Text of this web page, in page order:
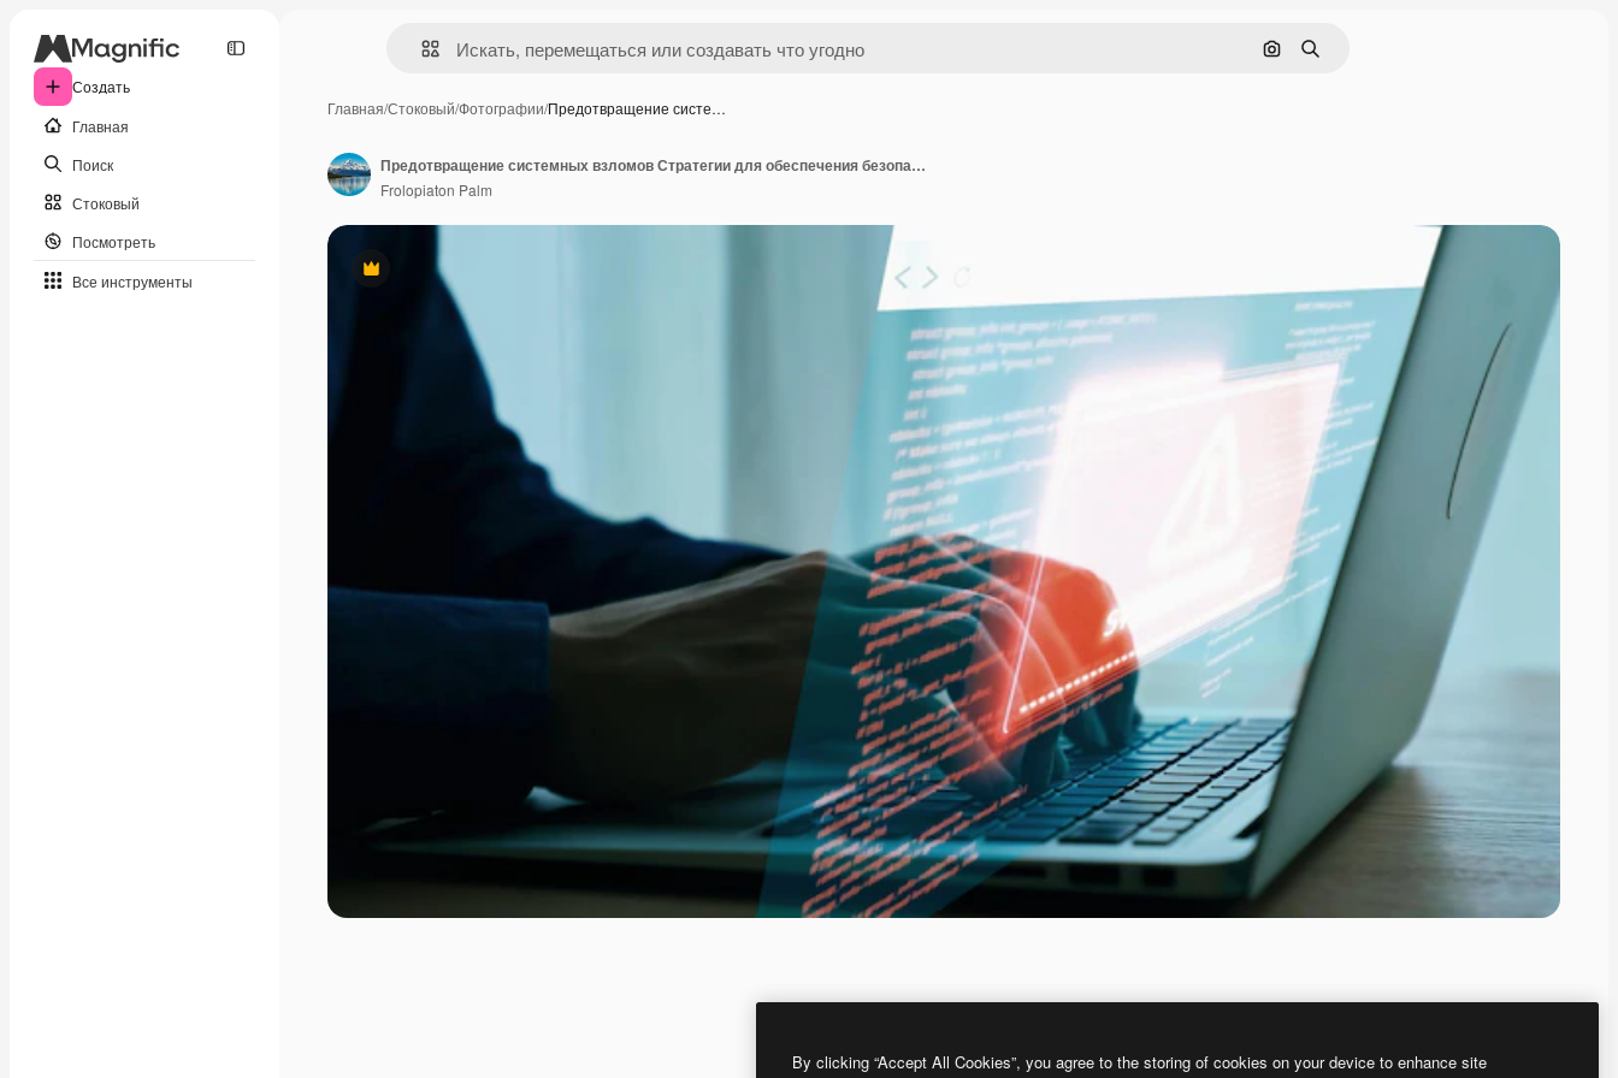
Создать
Главная
Поиск
Стоковый
Посмотреть
Все инструменты
Поиск по изображению
Поиск
Главная/Стоковый/Фотографии/Предотвращение систе…
Премиум
Предотвращение системных взломов Стратегии для обеспечения безопасности вашего бизнеса UUID
Frolopiaton Palm
By clicking “Accept All Cookies”, you agree to the storing of cookies on your device to enhance site